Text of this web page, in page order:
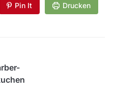
Pin It Drucken